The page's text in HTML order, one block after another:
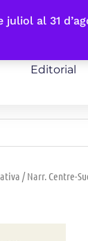
juliol al 31
Editorial
/Narr. Centre-